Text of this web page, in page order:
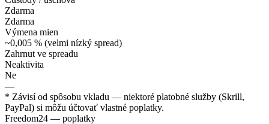
Zdarma
Zdarma
Výmena mien
~0,005 % (velmi nízký spread)
Zahrnut ve spreadu
Neaktivita
Ne
—
* Závisí od spôsobu vkladu — niektoré platobné služby (Skrill,
PayPal) si môžu účtovať vlastné poplatky.
Freedom24 — poplatky